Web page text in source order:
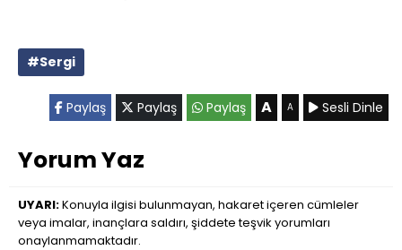
#Sergi
Paylaş Paylaş Paylaş A A Sesli Dinle
Yorum Yaz
UYARI:Konuyla ilgisi bulunmayan, hakaret içeren cümleler
veya imalar, inançlara saldırı, şiddete teşvik yorumları
onaylanmamaktadır.